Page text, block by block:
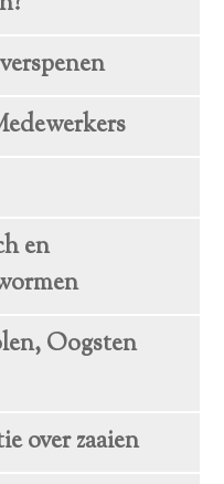
en
Oogsten
over zaaien